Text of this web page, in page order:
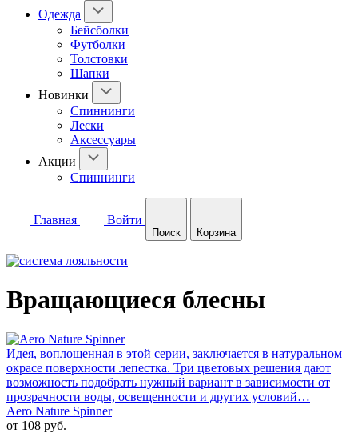
Одежда
Бейсболки
Футболки
Толстовки
Шапки
Новинки
Спиннинги
Лески
Аксессуары
Акции
Спиннинги
Главная Войти
Поиск Корзина
Вращающиеся блесны
Идея, воплощенная в этой серии, заключается в натуральном
окрасе поверхности лепестка. Три цветовых решения дают
возможность подобрать нужный вариант в зависимости от
прозрачности воды, освещенности и других условий…
Aero Nature Spinner
от 108 руб.